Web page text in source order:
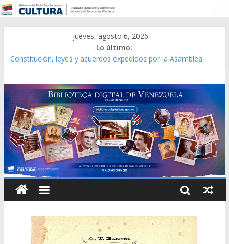
jueves, agosto 6, 2026
Lo último:
Constitución, leyes y acuerdos expedidos por la Asamblea
Modesta Bor Sánchez [material gráfico]
Gaceta Oficial de la República de Venezuela año CXXXIII Mes V,
Caracas 09 de marzo de 2006 N° 38.394
Catálogo temático de obras de Modesta Bor